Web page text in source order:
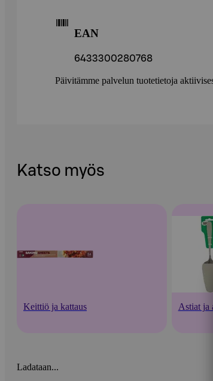
EAN
6433300280768
Päivitämme palvelun tuotetietoja
Katso myös
Keittiö ja kattaus Astiat ja
Ladataan...